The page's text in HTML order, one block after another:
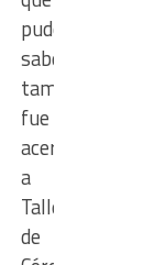
pudo
saberse,
también
fue
acercado
a
Talleres
de